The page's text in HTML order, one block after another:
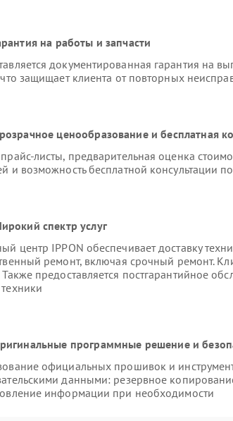
на работы и запчасти
документированная гарантия на
защищает клиента от повторных
ценообразование и бесплатная
листы, предварительная оценка
и возможность бесплатной консультации
спектр услуг
центр IPPON обеспечивает доставку
ремонт, включая срочный ремонт.
предоставляется постгарантийное
программные решение и
официальных прошивок и
данными: резервное
информации при необходимости